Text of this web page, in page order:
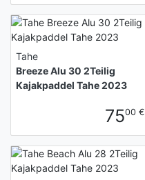
Tahe
Breeze Alu 30 2Teilig
Kajakpaddel Tahe 2023
7500 €